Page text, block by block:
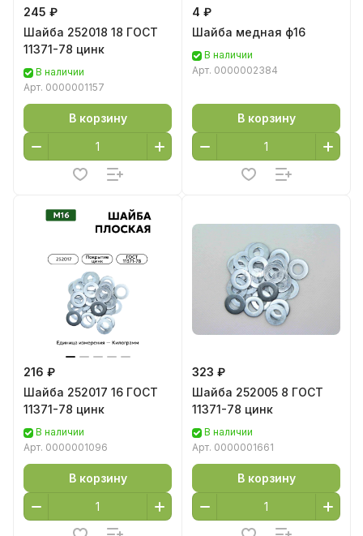
245 ₽
Шайба 252018 18 ГОСТ
11371-78 цинк
В наличии
Арт. 0000001157
В корзину
4 ₽
Шайба медная ф16
В наличии
Арт. 0000002384
В корзину
216 ₽
Шайба 252017 16 ГОСТ
11371-78 цинк
В наличии
Арт. 0000001096
В корзину
323 ₽
Шайба 252005 8 ГОСТ
11371-78 цинк
В наличии
Арт. 0000001661
В корзину